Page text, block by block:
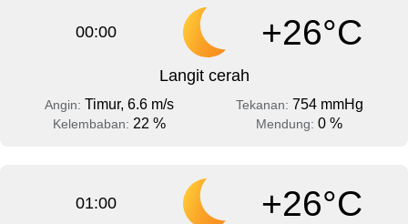
00:00 +26°C
Langit cerah
Angin: Timur, 6.6 m/s Tekanan: 754 mmHg
Kelembaban: 22 % Mendung: 0 %
01:00 +26°C